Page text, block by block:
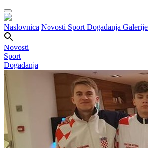
Naslovnica Novosti Sport Događanja Galerije
Novosti
Sport
Događanja